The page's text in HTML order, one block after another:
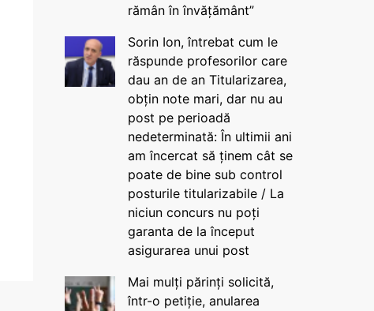
rămân în învățământ”
Sorin Ion, întrebat cum le
răspunde profesorilor care
dau an de an Titularizarea,
obțin note mari, dar nu au
post pe perioadă
nedeterminată: În ultimii ani
am încercat să ținem cât se
poate de bine sub control
posturile titularizabile / La
niciun concurs nu poți
garanta de la început
asigurarea unui post
Mai mulți părinți solicită,
într-o petiție, anularea